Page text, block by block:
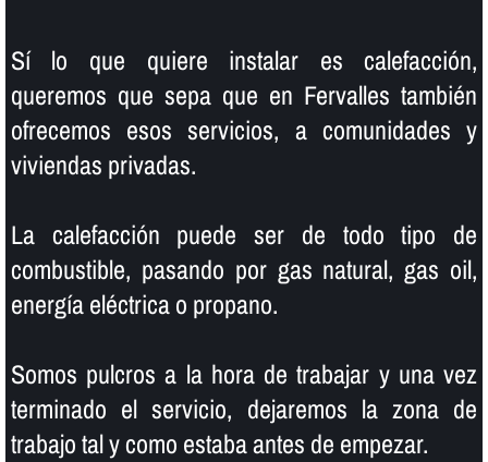
Sí­ lo que quiere instalar es calefacción,
queremos que sepa que en Fervalles también
ofrecemos esos servicios, a comunidades y
viviendas privadas.
La calefacción puede ser de todo tipo de
combustible, pasando por gas natural, gas oil,
energí­a eléctrica o propano.
Somos pulcros a la hora de trabajar y una vez
terminado el servicio, dejaremos la zona de
trabajo tal y como estaba antes de empezar.